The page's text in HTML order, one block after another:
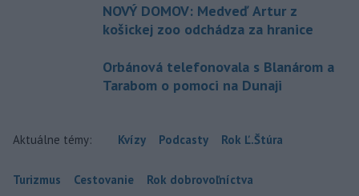
NOVÝ DOMOV: Medveď Artur z
košickej zoo odchádza za hranice
Orbánová telefonovala s Blanárom a
Tarabom o pomoci na Dunaji
Aktuálne témy: Kvízy Podcasty Rok Ľ.Štúra
Turizmus Cestovanie Rok dobrovoľníctva